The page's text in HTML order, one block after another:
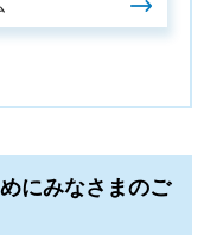
にみなさまのご